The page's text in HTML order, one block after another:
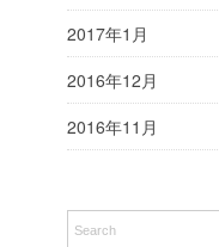
2017年1月
2016年12月
2016年11月